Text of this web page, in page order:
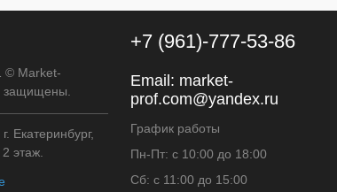
© Market-
защищены.
Екатеринбург,
этаж.
+7 (961)-777-53-86
Email: market-
prof.com@yandex.ru
График работы
Пн-Пт: с 10:00 до 18:00
Сб: с 11:00 до 15:00